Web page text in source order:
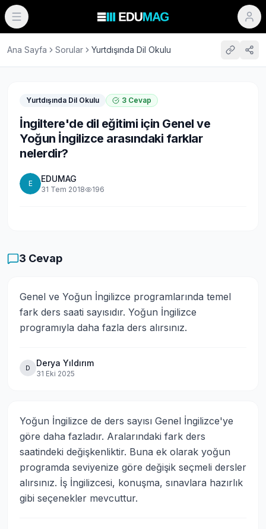
Ana Sayfa Sorular Yurtdışında Dil Okulu
Yurtdışında Dil Okulu 3 Cevap
İngiltere'de dil eğitimi için Genel ve
Yoğun İngilizce arasındaki farklar
nelerdir?
E EDUMAG
31 Tem 2018 196
3 Cevap
Genel ve Yoğun İngilizce programlarında temel
fark ders saati sayısıdır. Yoğun İngilizce
programıyla daha fazla ders alırsınız.
D Derya Yıldırım
31 Eki 2025
Yoğun İngilizce de ders sayısı Genel İngilizce'ye
göre daha fazladır. Aralarındaki fark ders
saatindeki değişkenliktir. Buna ek olarak yoğun
programda seviyenize göre değişik seçmeli dersler
alırsınız. İş İngilizcesi, konuşma, sınavlara hazırlık
gibi seçenekler mevcuttur.